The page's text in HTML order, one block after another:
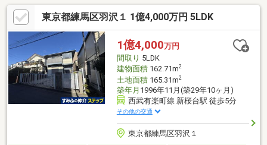
東京都練馬区羽沢１ 1億4,000万円 5LDK
1億4,000万円
間取り 5LDK
建物面積162.71m2
土地面積165.31m2
築年月 1996年11月(築29年10ヶ月)
西武有楽町線 新桜台駅 徒歩5分
その他の交通
東京都練馬区羽沢１